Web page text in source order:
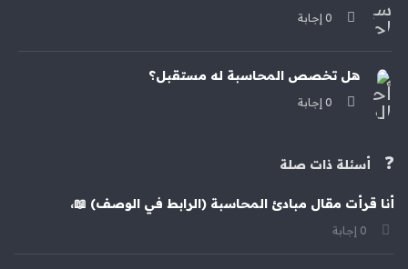
‫0 إجابة
هل تخصص المحاسبة له مستقبل؟
‫0 إجابة
أسئلة ذات صلة
أنا قرأت مقال مبادئ المحاسبة (الرابط في الوصف) 📖،
‫0 إجابة